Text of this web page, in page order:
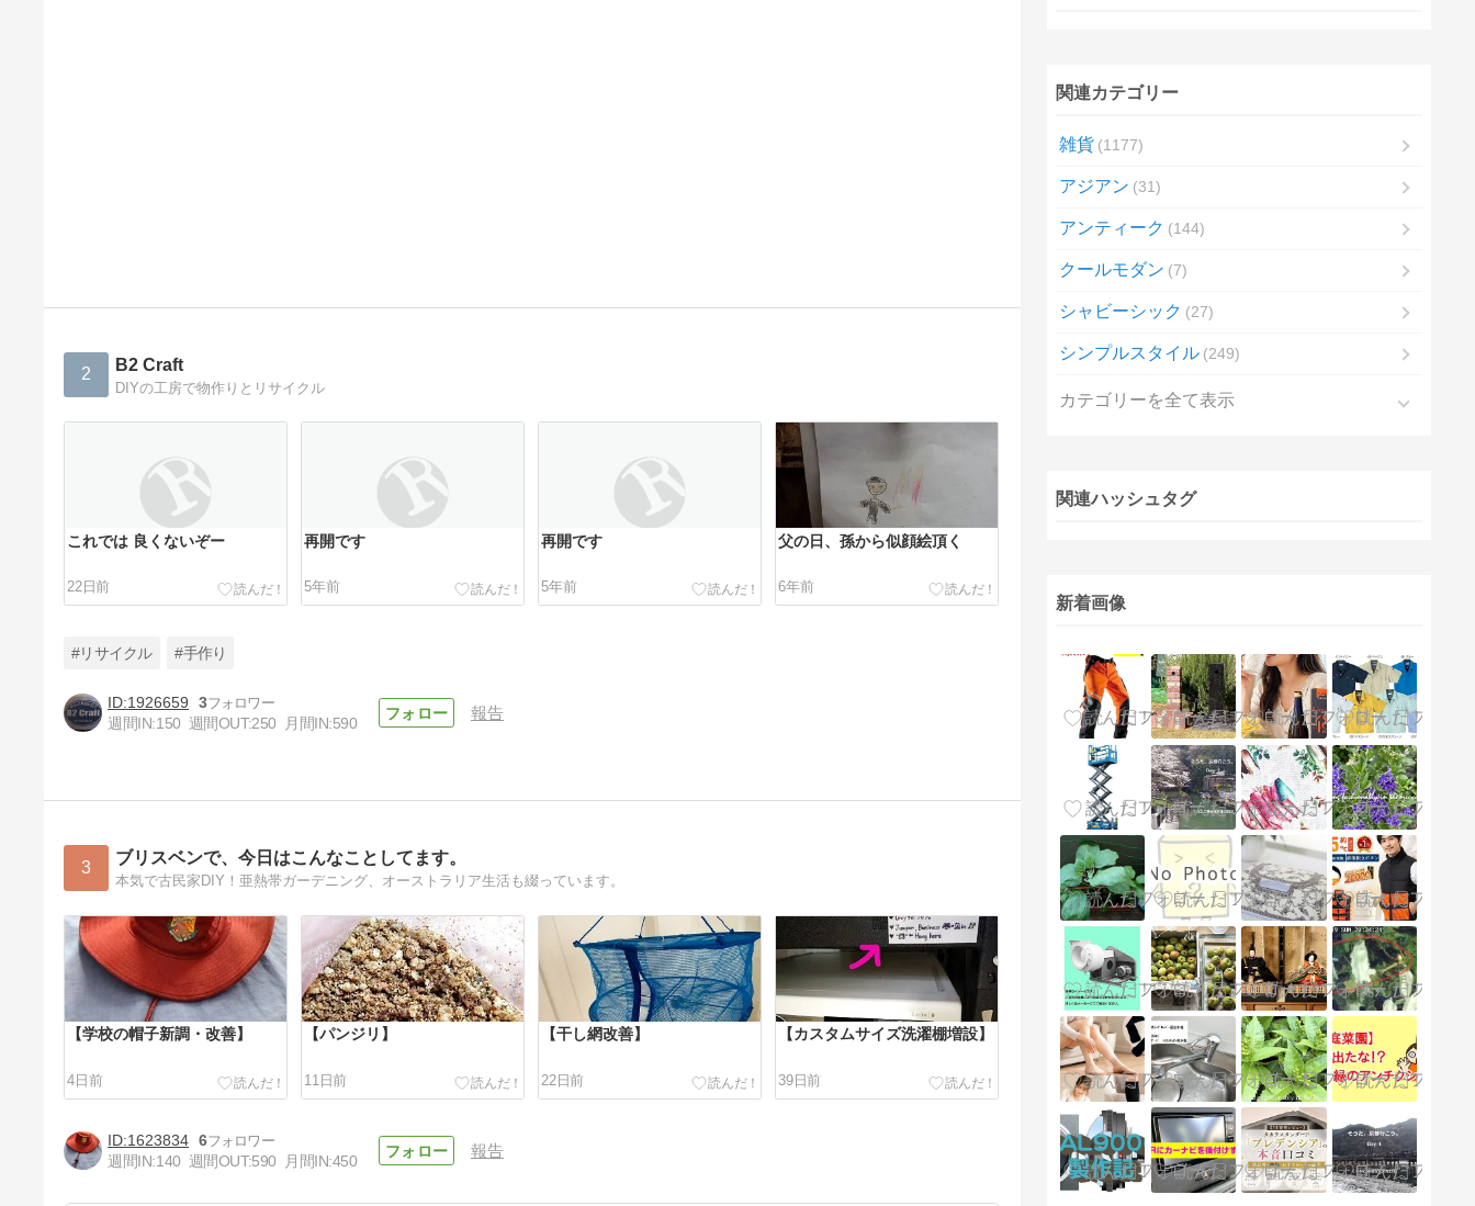
2 B2 Craft
DIYの工房で物作りとリサイクル
これでは 良くないぞー
22日前
再開です
5年前
再開です
5年前
父の日、孫から似顔絵頂く
6年前
6年前
#リサイクル #手作り
1926659
3
週間IN:150 週間OUT:250 月間IN:590
報告
3 ブリスベンで、今日はこんなことしてます。
本気で古民家DIY！亜熱帯ガーデニング、オーストラリア生活も綴っています。
【学校の帽子新調・改善】
4日前
【パンジリ】
11日前
【干し網改善】
22日前
【カスタムサイズ洗濯棚増設】
39日前
1623834 6
週間IN:140 週間OUT:590 月間IN:450
報告
関連カテゴリー
雑貨 1177
アジアン 31
アンティーク 144
クールモダン 7
シャビーシック 27
シンプルスタイル 249
カテゴリーを全て表示
関連ハッシュタグ
新着画像